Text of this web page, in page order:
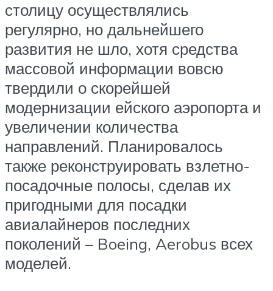
столицу осуществлялись
регулярно, но дальнейшего
развития не шло, хотя средства
массовой информации вовсю
твердили о скорейшей
модернизации ейского аэропорта и
увеличении количества
направлений. Планировалось
также реконструировать взлетно-
посадочные полосы, сделав их
пригодными для посадки
авиалайнеров последних
поколений – Boeing, Aerobus всех
моделей.